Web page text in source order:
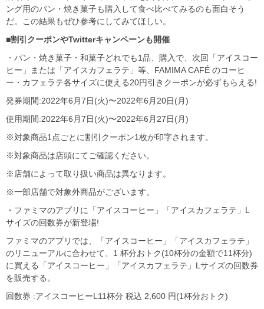
ング用のパン・焼き菓子も購入して食べ比べてみるのも面白そう
だ。この結果もぜひ参考にしてみてほしい。
■割引クーポンやTwitterキャンペーンも開催
・パン・焼き菓子・和菓子どれでも1品、購入で、次回「アイスコー
ヒー」または「アイスカフェラテ」等、FAMIMA CAFÉ のコーヒ
ー・カフェラテ各サイズに使える20円引きクーポンが必ずもらえる!
発券期間:2022年6月7日(火)〜2022年6月20日(月)
使用期間:2022年6月7日(火)〜2022年6月27日(月)
※対象商品1点ごとに割引クーポン1枚が印字されます。
※対象商品は店頭にてご確認ください。
※店舗によって取り扱い商品は異なります。
※一部店舗で対象外商品がございます。
・ファミマのアプリに「アイスコーヒー」「アイスカフェラテ」L
サイズの回数券が新登場!
ファミマのアプリでは、「アイスコーヒー」「アイスカフェラテ」
のリニューアルに合わせて、1 杯分おトク(10杯分の金額で11杯分)
に買える「アイスコーヒー」「アイスカフェラテ」Lサイズの回数券
を販売する。
回数券 :アイスコーヒーL11杯分 税込 2,600 円(1杯分おトク)